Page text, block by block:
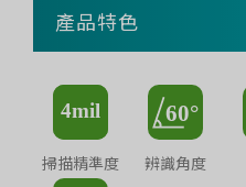
產品特色
掃描精準度 辨識角度